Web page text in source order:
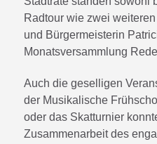
Radtour wie zwei
und Bürgermeisterin
Monatsversammlung
Auch die geselligen
der Musikalische
oder das Skatturnier
Zusammenarbeit des